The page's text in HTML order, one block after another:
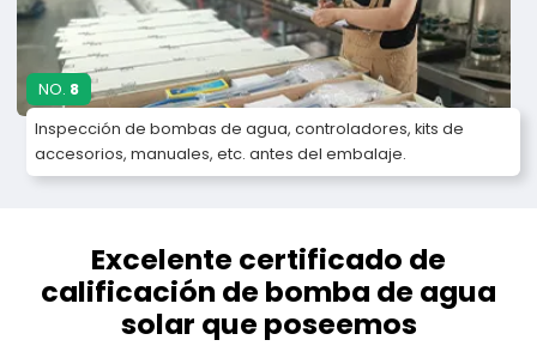
NO. 8
Inspección de bombas de agua, controladores, kits de
accesorios, manuales, etc. antes del embalaje.
Excelente certificado de
calificación de bomba de agua
solar que poseemos